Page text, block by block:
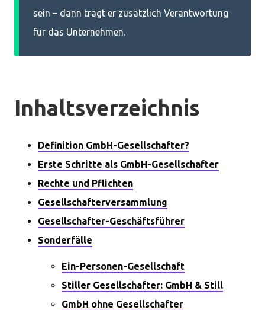
sein – dann trägt er zusätzlich Verantwortung
für das Unternehmen.
Inhaltsverzeichnis
Definition GmbH-Gesellschafter?
Erste Schritte als GmbH-Gesellschafter
Rechte und Pflichten
Gesellschafterversammlung
Gesellschafter-Geschäftsführer
Sonderfälle
Ein-Personen-Gesellschaft
Stiller Gesellschafter: GmbH & Still
GmbH ohne Gesellschafter